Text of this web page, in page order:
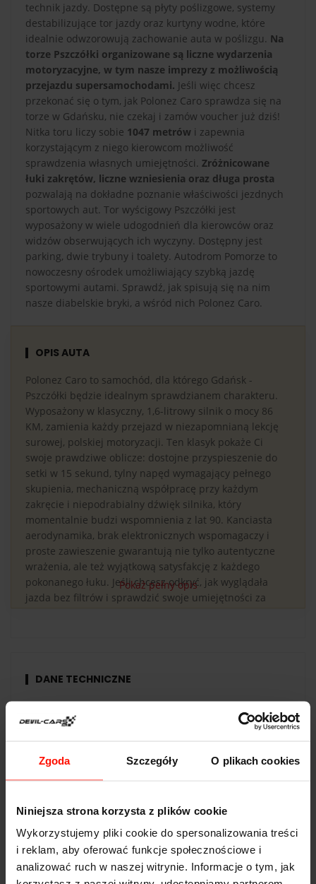
Zgoda Szczegóły O plikach cookies
Niniejsza strona korzysta z plików cookie
Wykorzystujemy pliki cookie do spersonalizowania treści
i reklam, aby oferować funkcje społecznościowe i
analizować ruch w naszej witrynie. Informacje o tym, jak
technik jazdy. Dostępne są płyty poślizgowe, systemy
destabilizujące tor jazdy oraz kurtyny wodne, które
idealnie odwzorowują zachowanie auta w poślizgu. Na
torze Pszczółki organizowane są liczne wydarzenia
motoryzacyjne, w tym nasze imprezy z możliwością
przejazdu supersamochodami. Jeśli więc chcesz
przekonać się o tym, jak Polonez Caro sprawdza się na
torze w Gdańsku, nie czekaj i zamów voucher już dziś!
Nitka toru liczy sobie 1047 metrów i zapewnia
korzystającym z niego kierowcom możliwość
sprawdzenia własnych umiejętności. Zróżnicowane
łuki zakrętów, liczne wzniesienia oraz długa prosta
pozwalają na dokładne poznanie właściwości jezdnych
sportowych aut. Tor wyścigowy Pszczółki jest
wyposażony w wiele udogodnień dla kierowców oraz
widzów obserwujących ich wyczyny. Dostępny jest
parking, dwie trybuny i toalety. Autodrom Pomorze to
nowoczesny ośrodek umożliwiający szybką jazdę
sportowymi autami. Sprawdź, jak spisują się na nim
nasze diabelskie bryki, a wśród nich Polonez Caro.
OPIS AUTA
Polonez Caro to samochód, dla którego Gdańsk -
Pszczółki będzie idealnym sprawdzianem charakteru.
Wyposażony w klasyczny, 1,6-litrowy silnik o mocy 86
KM, zamienia każdy przejazd w niezapomnianą lekcję
surowej, polskiej motoryzacji. Ten klasyk pokaże Ci
swoje prawdziwe oblicze: dostojne przyspieszenie do
setki w 15 sekund, tylny napęd wymagający pełnego
skupienia, mechaniczną współpracę przy każdym
zakręcie i niepodrabialny dźwięk silnika, który
momentalnie budzi wspomnienia z lat 90. Kanciasta
aerodynamika, brak elektronicznych wspomagaczy i
proste zawieszenie gwarantują nie tylko autentyczne
wrażenia, ale też wyjątkową satysfakcję z każdego
pokonanego łuku. Jeśli chcesz odkryć, jak wyglądała
jazda bez filtrów i sprawdzić swoje umiejętności za
Pokaż pełny opis
DANE TECHNICZNE
Prędkość max:
160
Waga:
1066kg
Napęd:
Pojemność:
1.6 l